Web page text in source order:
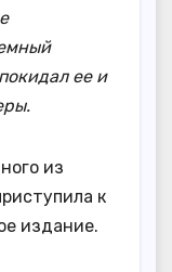
ее и
из
к
издание.